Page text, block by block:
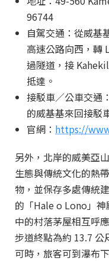
96744
自駕交通：從威基
高速公路向西，轉
過隧道，接
抵達。
接駁車／公車交通
的威基基來回接駁
官網： https://
另外，北岸的威美亞
生態與傳統文化的熱
物，並保存多處傳統
的「Hale o Lono」
中的村落茅屋相互呼
步道終點為約 13.7
可時，旅客可到瀑布